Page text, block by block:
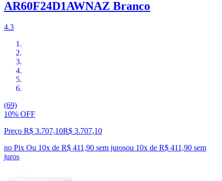
AR60F24D1AWNAZ Branco
4.3
(69)
10% OFF
Preço R$ 3.707,10R$ 3.707,10
no Pix Ou 10x de R$ 411,90 sem jurosou 10x de R$ 411,90 sem
juros